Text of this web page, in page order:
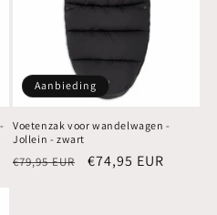
Aanbieding
Voetenzak voor wandelwagen -
Jollein - zwart
Normale
€79,95 EUR Aanbiedingsprijs
€74,95 EUR